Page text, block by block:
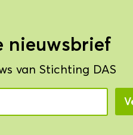
nieuwsbrief
van Stichting DAS